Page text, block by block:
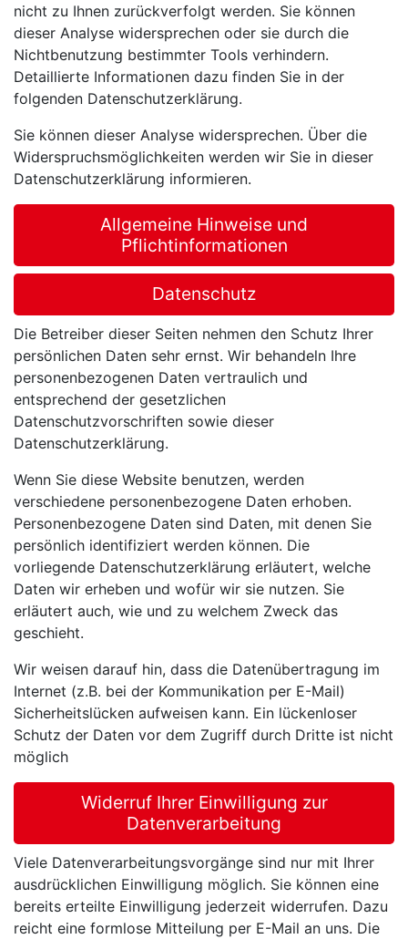
nicht zu Ihnen zurückverfolgt werden. Sie können
dieser Analyse widersprechen oder sie durch die
Nichtbenutzung bestimmter Tools verhindern.
Detaillierte Informationen dazu finden Sie in der
folgenden Datenschutzerklärung.
Sie können dieser Analyse widersprechen. Über die
Widerspruchsmöglichkeiten werden wir Sie in dieser
Datenschutzerklärung informieren.
Allgemeine Hinweise und
Pflichtinformationen
Datenschutz
Die Betreiber dieser Seiten nehmen den Schutz Ihrer
persönlichen Daten sehr ernst. Wir behandeln Ihre
personenbezogenen Daten vertraulich und
entsprechend der gesetzlichen
Datenschutzvorschriften sowie dieser
Datenschutzerklärung.
Wenn Sie diese Website benutzen, werden
verschiedene personenbezogene Daten erhoben.
Personenbezogene Daten sind Daten, mit denen Sie
persönlich identifiziert werden können. Die
vorliegende Datenschutzerklärung erläutert, welche
Daten wir erheben und wofür wir sie nutzen. Sie
erläutert auch, wie und zu welchem Zweck das
geschieht.
Wir weisen darauf hin, dass die Datenübertragung im
Internet (z.B. bei der Kommunikation per E-Mail)
Sicherheitslücken aufweisen kann. Ein lückenloser
Schutz der Daten vor dem Zugriff durch Dritte ist nicht
möglich
Widerruf Ihrer Einwilligung zur
Datenverarbeitung
Viele Datenverarbeitungsvorgänge sind nur mit Ihrer
ausdrücklichen Einwilligung möglich. Sie können eine
bereits erteilte Einwilligung jederzeit widerrufen. Dazu
reicht eine formlose Mitteilung per E-Mail an uns. Die